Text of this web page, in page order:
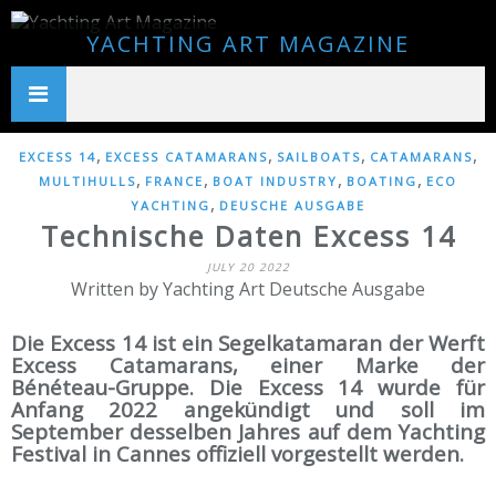
YACHTING ART MAGAZINE
EXCESS 14, EXCESS CATAMARANS, SAILBOATS, CATAMARANS,
MULTIHULLS, FRANCE , BOAT INDUSTRY , BOATING , ECO
YACHTING , DEUSCHE AUSGABE
Technische Daten Excess 14
JULY 20 2022
Written by Yachting Art Deutsche Ausgabe
Die Excess 14 ist ein Segelkatamaran der Werft
Excess Catamarans, einer Marke der
Bénéteau-Gruppe. Die Excess 14 wurde für
Anfang 2022 angekündigt und soll im
September desselben Jahres auf dem Yachting
Festival in Cannes offiziell vorgestellt werden.